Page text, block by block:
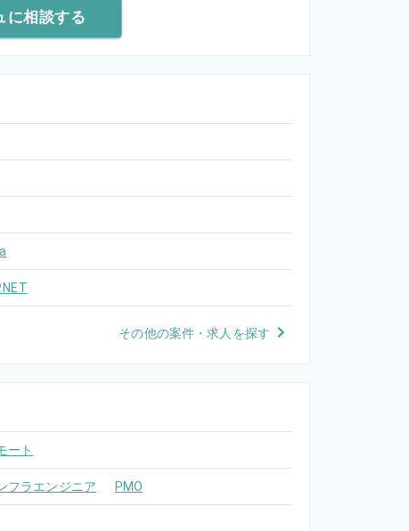
に相談する
その他の案件・求人を探す
ート
フラエンジニア PMO